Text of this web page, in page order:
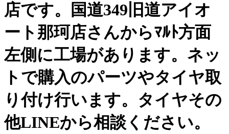
店です。国道349旧道アイオ
ート那珂店さんからﾏﾙﾄ方面
左側に工場があります。ネッ
トで購入のパーツやタイヤ取
り付け行います。タイヤその
他LINEから相談ください。